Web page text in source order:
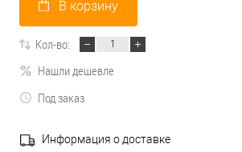
В корзину
Кол-во:
Нашли дешевле
Под заказ
Информация о доставке